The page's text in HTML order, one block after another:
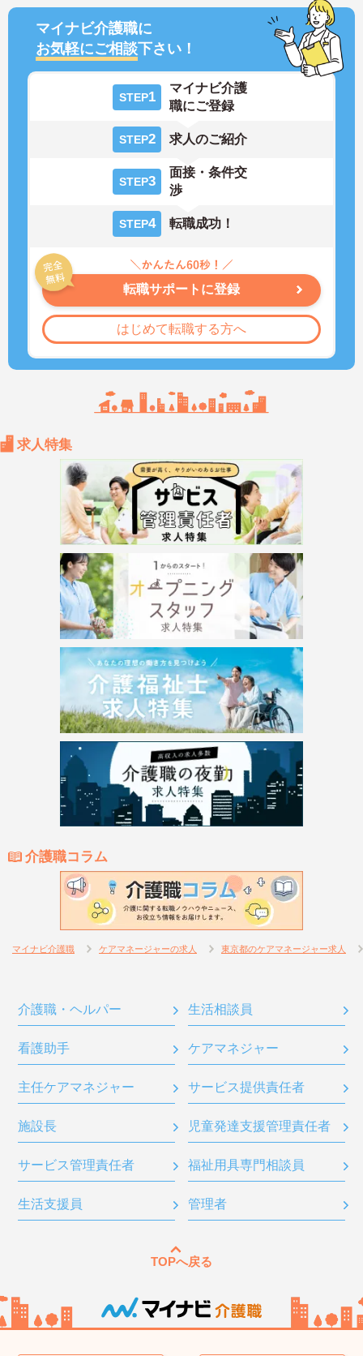
マイナビ介護職に
お気軽にご相談下さい！
STEP1
マイナビ介護
職にご登録
STEP2 求人のご紹介
STEP3
面接・条件交
渉
STEP4 転職成功！
転職サポートに登録
はじめて転職する方へ
求人特集
介護職コラム
マイナビ介護職 ケアマネージャーの求人 東京都のケアマネージャー求人
介護職・ヘルパー 生活相談員
看護助手 ケアマネジャー
主任ケアマネジャー サービス提供責任者
施設長 児童発達支援管理責任者
サービス管理責任者 福祉用具専門相談員
生活支援員 管理者
TOPへ戻る